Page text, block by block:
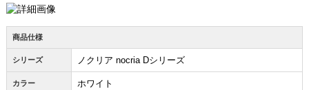
商品仕様
シリーズ ノクリア nocria Dシリーズ
カラー ホワイト